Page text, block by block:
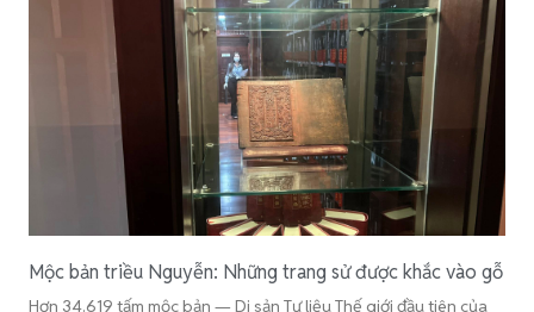
Mộc bản triều Nguyễn: Những trang sử được khắc vào gỗ
Hơn 34.619 tấm mộc bản — Di sản Tư liệu Thế giới đầu tiên của